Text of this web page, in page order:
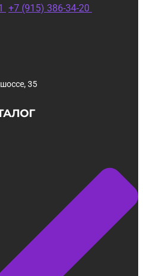
+7 (915) 386-34-20
35